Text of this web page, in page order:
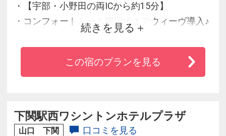
・【宇部・小野田の両ICから約15分】
・コンフォートルーム限定でエアウィーヴ導入♪
・全室インターネット回線完備【WiFi・LAN接
続】
・加湿機能付空気清浄機設置・WOWOW視聴可
・朝食バイキング 6：30～9：00
続きを見る
この宿のプランを見る
下関駅西ワシントンホテルプラザ
山口 下関 口コミを見る